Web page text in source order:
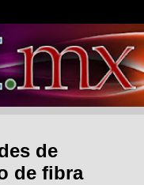
de
de fibra